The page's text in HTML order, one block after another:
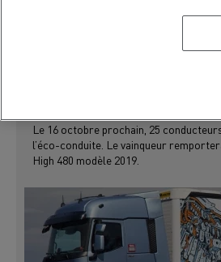
Le 16 octobre prochain, 25
l’éco-conduite. Le vainqueur
High 480 modèle 2019.